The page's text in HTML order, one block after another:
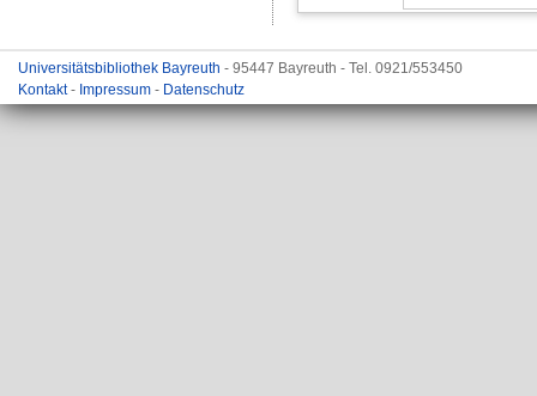
Universitätsbibliothek Bayreuth - 95447 Bayreuth - Tel. 0921/553450
Kontakt- Impressum - Datenschutz